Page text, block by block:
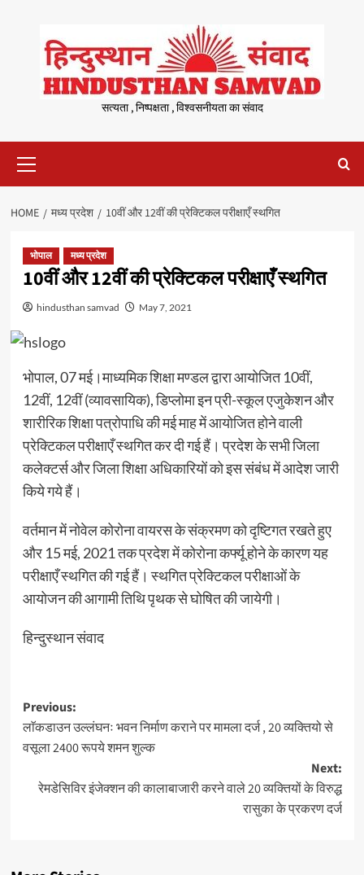
content
सत्यता , निष्पक्षता , विश्वसनीयता का संवाद
Menu
HOME मध्य प्रदेश 10वीं और 12वीं की प्रेक्टिकल परीक्षाएँ स्थगित
भोपाल मध्य प्रदेश
10वीं और 12वीं की प्रेक्टिकल परीक्षाएँ स्थगित
hindusthan samvad May 7, 2021
भोपाल, 07 मई।माध्यमिक शिक्षा मण्डल द्वारा आयोजित 10वीं,
12वीं, 12वीं (व्यावसायिक), डिप्लोमा इन प्री-स्कूल एजुकेशन और
शारीरिक शिक्षा पत्रोपाधि की मई माह में आयोजित होने वाली
प्रेक्टिकल परीक्षाएँ स्थगित कर दी गई हैं। प्रदेश के सभी जिला
कलेक्टर्स और जिला शिक्षा अधिकारियों को इस संबंध में आदेश जारी
किये गये हैं।
वर्तमान में नोवेल कोरोना वायरस के संक्रमण को दृष्टिगत रखते हुए
और 15 मई, 2021 तक प्रदेश में कोरोना कर्फ्यू होने के कारण यह
परीक्षाएँ स्थगित की गई हैं। स्थगित प्रेक्टिकल परीक्षाओं के
आयोजन की आगामी तिथि पृथक से घोषित की जायेगी।
हिन्दुस्थान संवाद
Post
navigation
Previous:
लाॅकडाउन उल्लंघनः भवन निर्माण कराने पर मामला दर्ज , 20 व्यक्तियो से
वसूला 2400 रूपये शमन शुल्क
Next:
रेमडेसिविर इंजेक्शन की कालाबाजारी करने वाले 20 व्यक्तियों के विरुद्ध
रासुका के प्रकरण दर्ज